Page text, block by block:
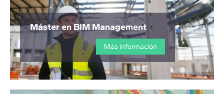
Máster en BIM Management
Más información